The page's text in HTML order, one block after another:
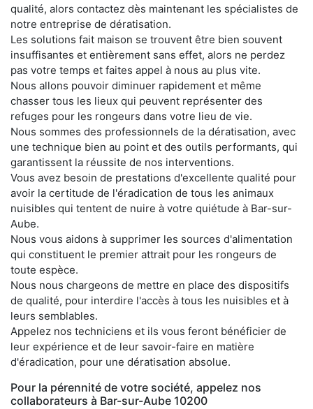
qualité, alors contactez dès maintenant les spécialistes de
notre entreprise de dératisation.
Les solutions fait maison se trouvent être bien souvent
insuffisantes et entièrement sans effet, alors ne perdez
pas votre temps et faites appel à nous au plus vite.
Nous allons pouvoir diminuer rapidement et même
chasser tous les lieux qui peuvent représenter des
refuges pour les rongeurs dans votre lieu de vie.
Nous sommes des professionnels de la dératisation, avec
une technique bien au point et des outils performants, qui
garantissent la réussite de nos interventions.
Vous avez besoin de prestations d'excellente qualité pour
avoir la certitude de l'éradication de tous les animaux
nuisibles qui tentent de nuire à votre quiétude à Bar-sur-
Aube.
Nous vous aidons à supprimer les sources d'alimentation
qui constituent le premier attrait pour les rongeurs de
toute espèce.
Nous nous chargeons de mettre en place des dispositifs
de qualité, pour interdire l'accès à tous les nuisibles et à
leurs semblables.
Appelez nos techniciens et ils vous feront bénéficier de
leur expérience et de leur savoir-faire en matière
d'éradication, pour une dératisation absolue.
Pour la pérennité de votre société, appelez nos
collaborateurs à Bar-sur-Aube 10200